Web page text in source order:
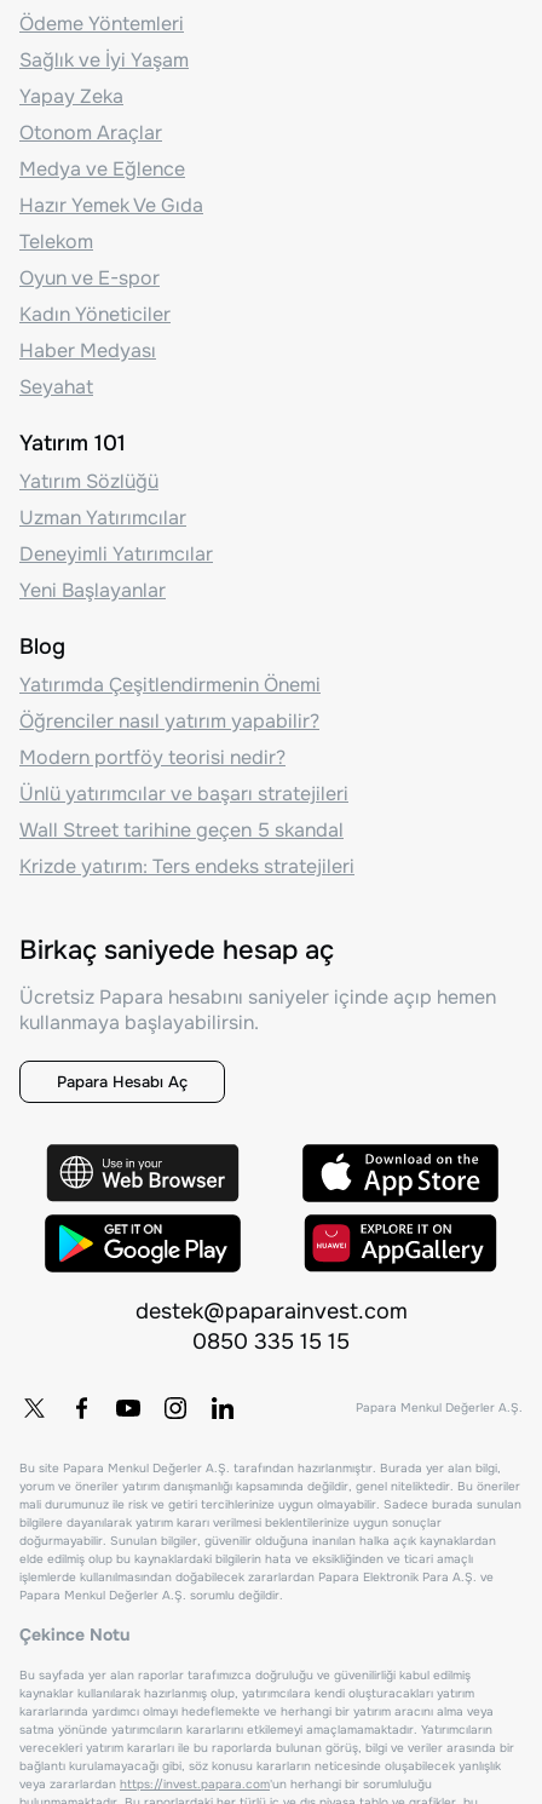
Ödeme Yöntemleri
Sağlık ve İyi Yaşam
Yapay Zeka
Otonom Araçlar
Medya ve Eğlence
Hazır Yemek Ve Gıda
Telekom
Oyun ve E-spor
Kadın Yöneticiler
Haber Medyası
Seyahat
Yatırım 101
Yatırım Sözlüğü
Uzman Yatırımcılar
Deneyimli Yatırımcılar
Yeni Başlayanlar
Blog
Yatırımda Çeşitlendirmenin Önemi
Öğrenciler nasıl yatırım yapabilir?
Modern portföy teorisi nedir?
Ünlü yatırımcılar ve başarı stratejileri
Wall Street tarihine geçen 5 skandal
Krizde yatırım: Ters endeks stratejileri
Birkaç saniyede hesap aç
Ücretsiz Papara hesabını saniyeler içinde açıp hemen
kullanmaya başlayabilirsin.
Papara Hesabı Aç
destek@paparainvest.com
0850 335 15 15
Papara Menkul Değerler A.Ş.
Bu site Papara Menkul Değerler A.Ş. tarafından hazırlanmıştır. Burada yer alan bilgi,
yorum ve öneriler yatırım danışmanlığı kapsamında değildir, genel niteliktedir. Bu öneriler
mali durumunuz ile risk ve getiri tercihlerinize uygun olmayabilir. Sadece burada sunulan
bilgilere dayanılarak yatırım kararı verilmesi beklentilerinize uygun sonuçlar
doğurmayabilir. Sunulan bilgiler, güvenilir olduğuna inanılan halka açık kaynaklardan
elde edilmiş olup bu kaynaklardaki bilgilerin hata ve eksikliğinden ve ticari amaçlı
işlemlerde kullanılmasından doğabilecek zararlardan Papara Elektronik Para A.Ş. ve
Papara Menkul Değerler A.Ş. sorumlu değildir.
Çekince Notu
Bu sayfada yer alan raporlar tarafımızca doğruluğu ve güvenilirliği kabul edilmiş
kaynaklar kullanılarak hazırlanmış olup, yatırımcılara kendi oluşturacakları yatırım
kararlarında yardımcı olmayı hedeflemekte ve herhangi bir yatırım aracını alma veya
satma yönünde yatırımcıların kararlarını etkilemeyi amaçlamamaktadır. Yatırımcıların
verecekleri yatırım kararları ile bu raporlarda bulunan görüş, bilgi ve veriler arasında bir
bağlantı kurulamayacağı gibi, söz konusu kararların neticesinde oluşabilecek yanlışlık
veya zararlardan https://invest.papara.com'un herhangi bir sorumluluğu